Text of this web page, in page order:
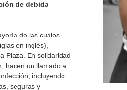
de debida
de las cuales
en inglés),
Plaza. En solidaridad
hacen un llamado a
incluyendo
seguras y